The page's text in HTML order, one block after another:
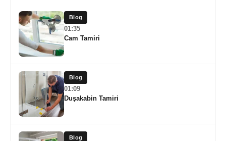
Blog
01:35
Cam Tamiri
Blog
01:09
Duşakabin Tamiri
Blog